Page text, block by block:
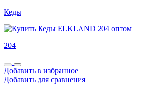
Кеды
204
Добавить в избранное
Добавить для сравнения